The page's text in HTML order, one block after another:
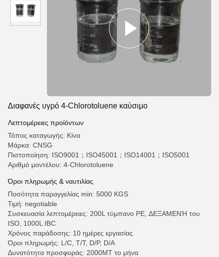
Διαφανές υγρό 4-Chlorotoluene καύσιμο
Λεπτομέρειες προϊόντων
Τόπος καταγωγής: Κίνα
Μάρκα: CNSG
Πιστοποίηση: ISO9001；ISO45001；ISO14001；ISO5001
Αριθμό μοντέλου: 4-Chlorotoluene
Όροι πληρωμής & ναυτιλίας
Ποσότητα παραγγελίας min: 5000 KGS
Τιμή: negotiable
Συσκευασία λεπτομέρειες: 200L τύμπανο PE, ΔΕΞΑΜΕΝΉ του
ISO, 1000L IBC
Χρόνος παράδοσης: 10 ημέρες εργασίας
Όροι πληρωμής: L/C, T/T, D/P, D/A
Δυνατότητα προσφοράς: 2000MT το μήνα